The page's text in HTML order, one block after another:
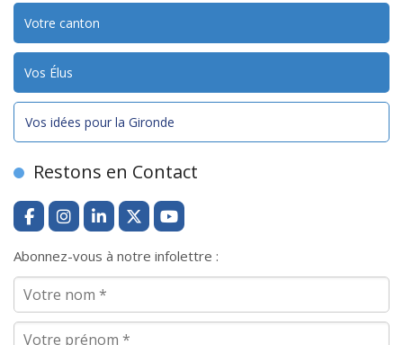
Votre canton
Vos Élus
Vos idées pour la Gironde
Restons en Contact
Abonnez-vous à notre infolettre :